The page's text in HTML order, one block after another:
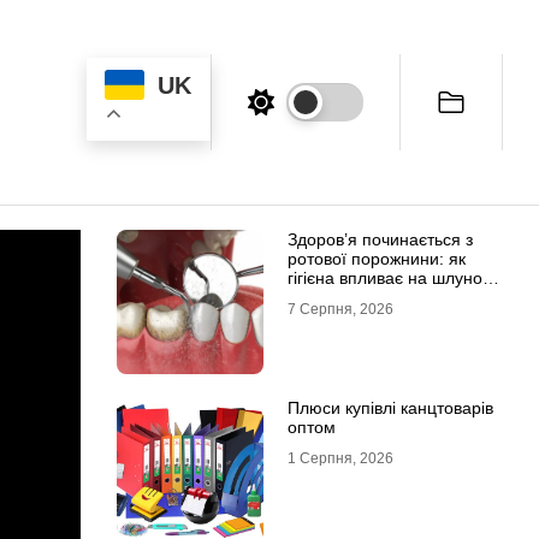
UK
Здоров’я починається з
ротової порожнини: як
гігієна впливає на шлунок
7 Серпня, 2026
Плюси купівлі канцтоварів
оптом
1 Серпня, 2026